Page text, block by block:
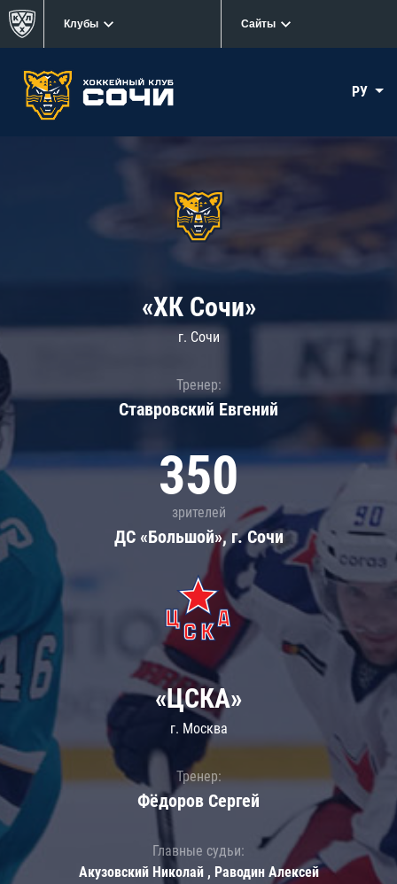
Клубы Сайты
РУ
«ХК Сочи»
г. Сочи
Тренер:
Ставровский Евгений
350
зрителей
ДС «Большой», г. Сочи
«ЦСКА»
г. Москва
Тренер:
Фёдоров Сергей
Главные судьи:
Акузовский Николай , Раводин Алексей